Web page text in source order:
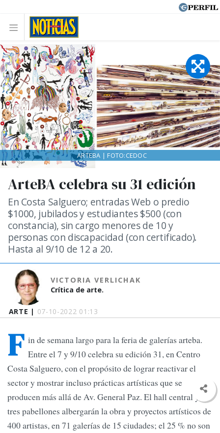
ARTE | 07-10-2022 01:13
ArteBA celebra su 31 edición
En Costa Salguero; entradas Web o predio
$1000, jubilados y estudiantes $500 (con
constancia), sin cargo menores de 10 y
personas con discapacidad (con certificado).
Hasta al 9/10 de 12 a 20.
VICTORIA VERLICHAK
Crítica de arte.
ARTEBA | FOTO:CEDOC
F in de semana largo para la feria de galerías arteba.
Entre el 7 y 9/10 celebra su edición 31, en Centro
Costa Salguero, con el propósito de lograr reactivar el
sector y mostrar incluso prácticas artísticas que se
producen más allá de Av. General Paz. El hall central y
tres pabellones albergarán la obra y proyectos artísticos de
400 artistas, en 71 galerías de 15 ciudades; el 25 % no son